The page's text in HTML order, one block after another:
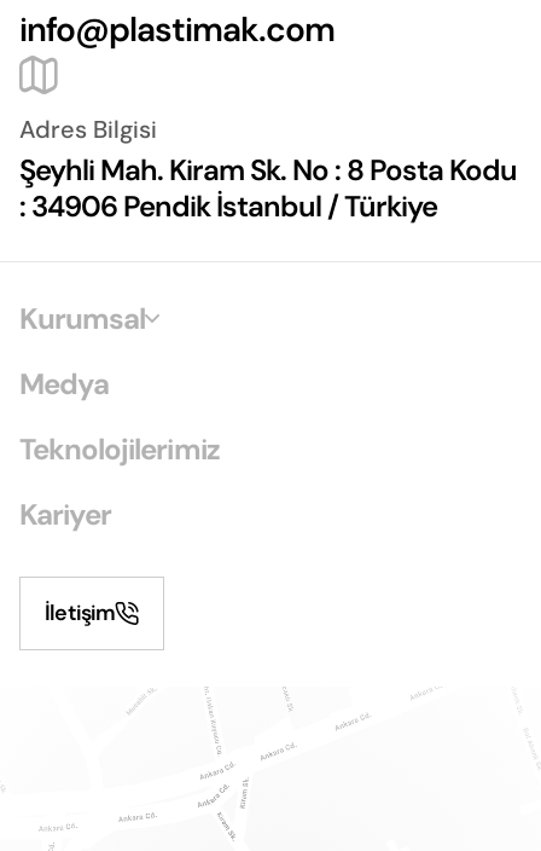
info@plastimak.com
Adres Bilgisi
Şeyhli Mah. Kiram Sk. No : 8 Posta Kodu
: 34906 Pendik İstanbul / Türkiye
Kurumsal
Medya
Teknolojilerimiz
Kariyer
İletişim